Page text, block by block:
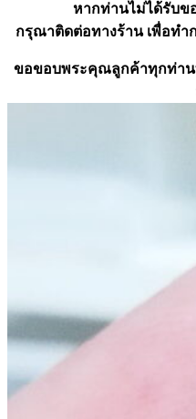
หากท่านไม่ได้รับข
กรุณาติดต่อทางร้าน เพื่อทำ
ขอขอบพระคุณลูกค้าทุกท่าน